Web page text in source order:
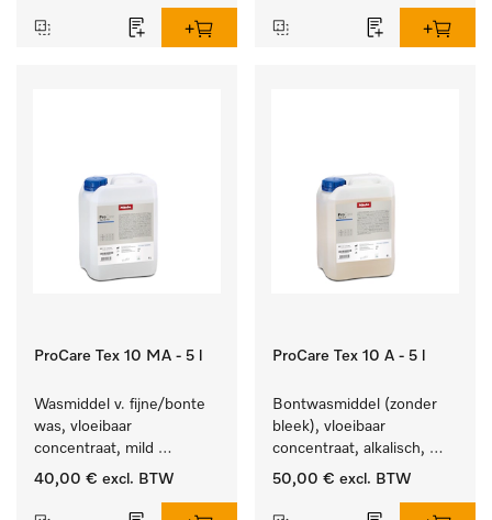
was.
ProCare Tex 10 MA - 5 l
Wasmiddel v. fijne/bonte
was, vloeibaar
concentraat, mild
alkalisch, 5 l voor het
en gevoelig textiel.
40,00 € excl. BTW
ProCare Tex 10 A - 5 l
Bontwasmiddel (zonder
bleek), vloeibaar
concentraat, alkalisch,
5 l voor het reinigen van
kleurechte bonte was.
50,00 € excl. BTW